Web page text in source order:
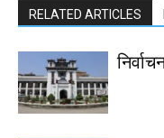
RELATED ARTICLES